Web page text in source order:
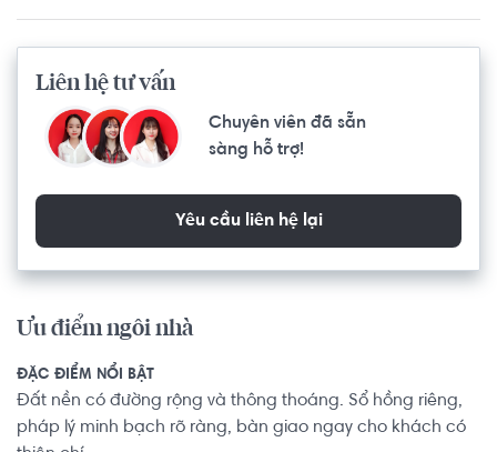
Liên hệ tư vấn
Chuyên viên đã sẵn
sàng hỗ trợ!
Yêu cầu liên hệ lại
Ưu điểm ngôi nhà
ĐẶC ĐIỂM NỔI BẬT
Đất nền có đường rộng và thông thoáng. Sổ hồng riêng,
pháp lý minh bạch rõ ràng, bàn giao ngay cho khách có